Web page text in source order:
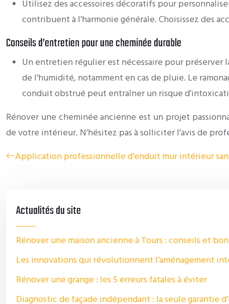
Utilisez des accessoires décoratifs pour
contribuent à l’harmonie générale. Choisissez des
Conseils d’entretien pour une cheminée durable
Un entretien régulier est nécessaire pour
de l’humidité, notamment en cas de pluie. Le
conduit obstrué peut entraîner un risque
Rénover une cheminée ancienne est un projet
de votre intérieur. N’hésitez pas à solliciter l’avis de
Application professionnelle d’enduit mur intérieur
Actualités du site
Rénover une maison ancienne à Tours : conseils et
Les innovations qui révolutionnent l’aménagement
Rénover une grange : les 5 erreurs fatales à éviter
Diagnostic de façade indépendant : la seule garantie